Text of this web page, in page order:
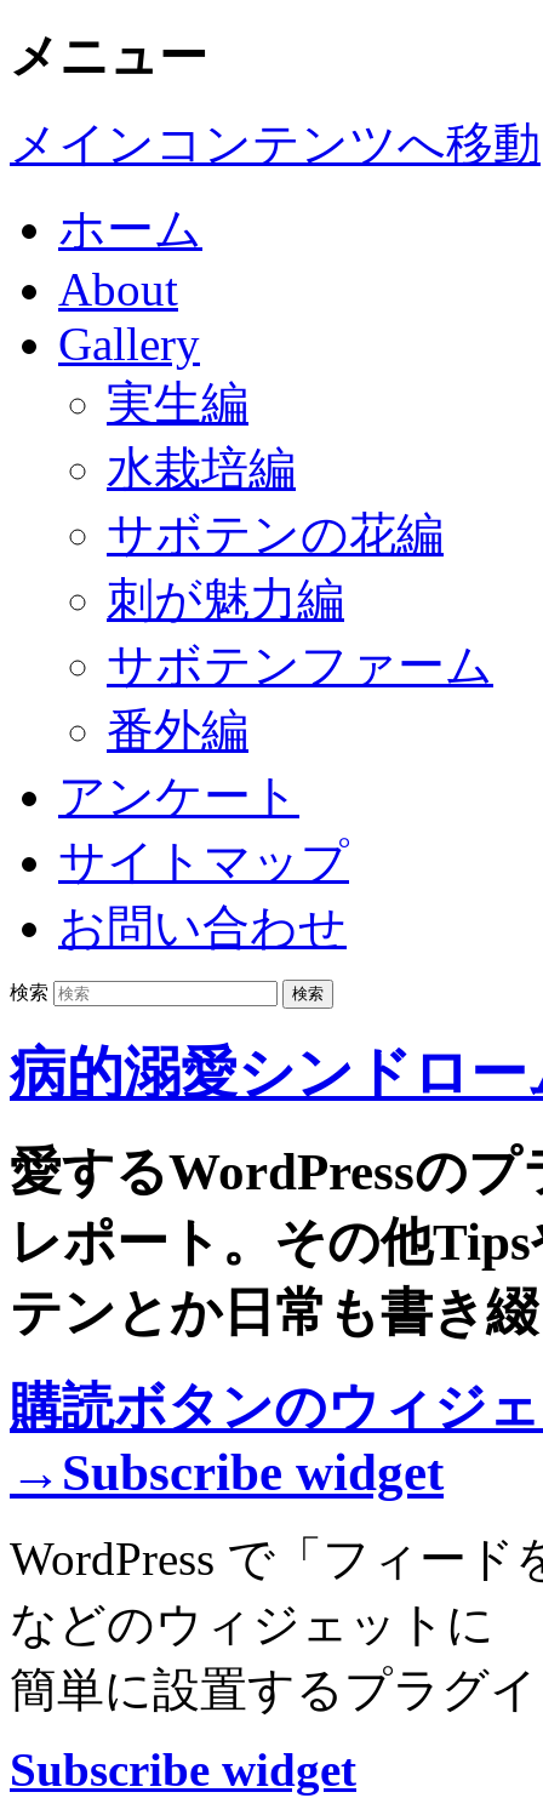
メニュー
メインコンテンツへ移動
ホーム
About
Gallery
実生編
水栽培編
サボテンの花編
刺が魅力編
サボテンファーム
番外編
アンケート
サイトマップ
お問い合わせ
検索
病的溺愛シンドロー
愛するWordPressの
レポート。その他
テンとか日常も書き
購読ボタンのウィジ
→Subscribe widget
WordPress で「フィー
などのウィジェットに
簡単に設置するプラグ
Subscribe widget